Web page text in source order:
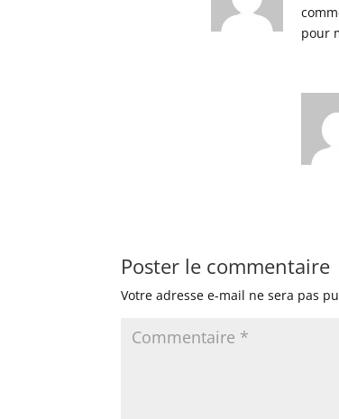
pour
Poster le commentaire
Votre adresse e-mail ne sera pas